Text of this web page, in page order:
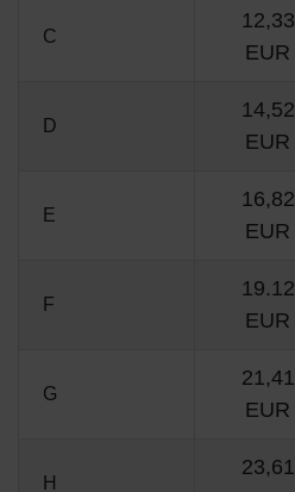
C
12,33
EUR
D
14,52
EUR
E
16,82
EUR
F
19.12
EUR
G
21,41
EUR
H
23,61